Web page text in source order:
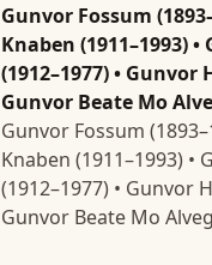
Gunvor Fossum
Knaben (1911–1993)
(1912–1977) • Gunvor
Gunvor Beate Mo
Gunvor Fossum
Knaben (1911–1993) •
(1912–1977) • Gunvor
Gunvor Beate Mo